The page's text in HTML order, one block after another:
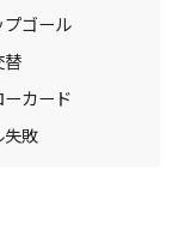
プゴール
替
カード
失敗